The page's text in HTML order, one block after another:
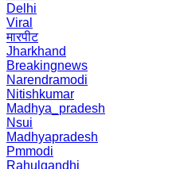
Delhi
Viral
मारपीट
Jharkhand
Breakingnews
Narendramodi
Nitishkumar
Madhya_pradesh
Nsui
Madhyapradesh
Pmmodi
Rahulgandhi